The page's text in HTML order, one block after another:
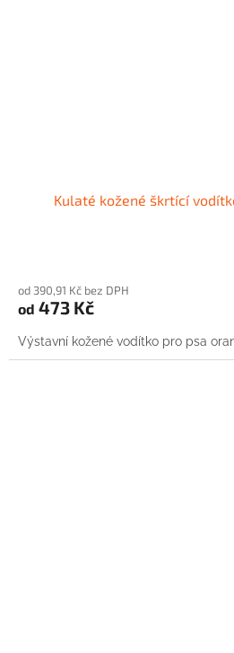
Kulaté kožené škrtící
od 390,91 Kč bez DPH
od 473 Kč
Výstavní kožené vodítko pro psa